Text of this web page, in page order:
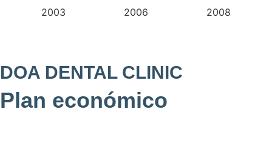
2003 2006 2008
DOA DENTAL CLINIC
Plan económico